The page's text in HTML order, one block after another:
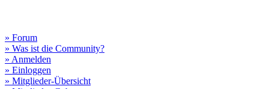
» Forum
» Was ist die Community?
» Anmelden
» Einloggen
» Mitglieder-Übersicht